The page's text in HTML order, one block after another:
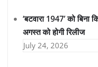
‘बटवारा 1947’ को बिना
अगस्त को होगी रिलीज
July 24, 2026